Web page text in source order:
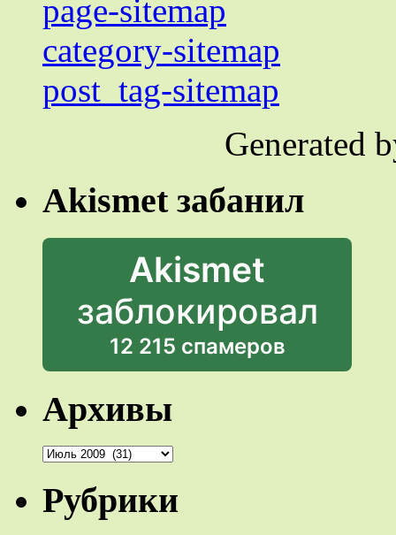
page-sitemap
category-sitemap
post_tag-sitemap
Generated
Akismet забанил
Akismet
заблокировал
12 215 спамеров
Архивы
Архивы
Рубрики